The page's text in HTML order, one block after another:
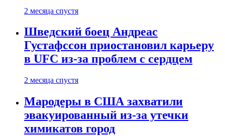
2 месяца спустя
Шведский боец Андреас
Густафссон приостановил карьеру
в UFC из-за проблем с сердцем
2 месяца спустя
Мародеры в США захватили
эвакуированный из-за утечки
химикатов город